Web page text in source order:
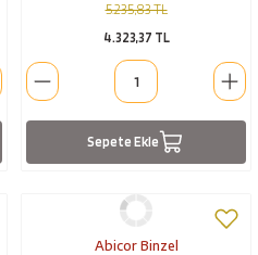
5.235,83 TL
4.323,37 TL
Sepete Ekle
Abicor Binzel